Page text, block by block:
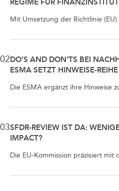
REGIME FÜR
Mit Umsetzung der Richtlinie
02 DO’S AND DON’TS BEI
ESMA SETZT HINWEISE-
Die ESMA ergänzt ihre Hinweise
03SFDR-REVIEW IST DA:
IMPACT?
Die EU-Kommission präzisiert